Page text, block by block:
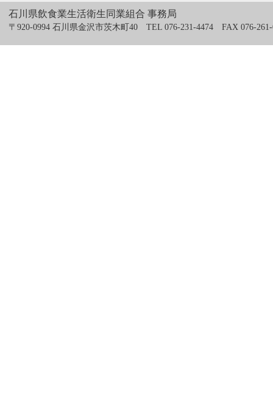
石川県飲食業生活衛生同業組合 事務局
〒920-0994 石川県金沢市茨木町40 TEL 076-231-4474 FAX 076-261-